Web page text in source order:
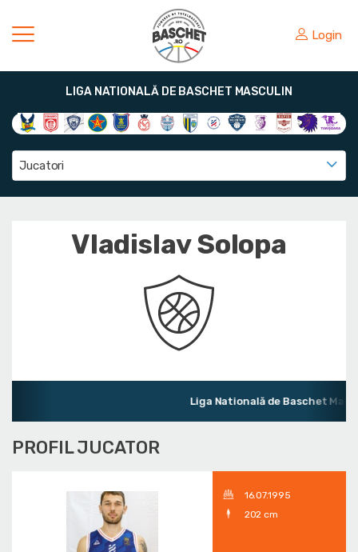
Login
LIGA NATIONALĂ DE BASCHET MASCULIN
Jucatori
Vladislav Solopa
Liga Natională de Baschet
PROFIL JUCATOR
16.07.1995
202 cm